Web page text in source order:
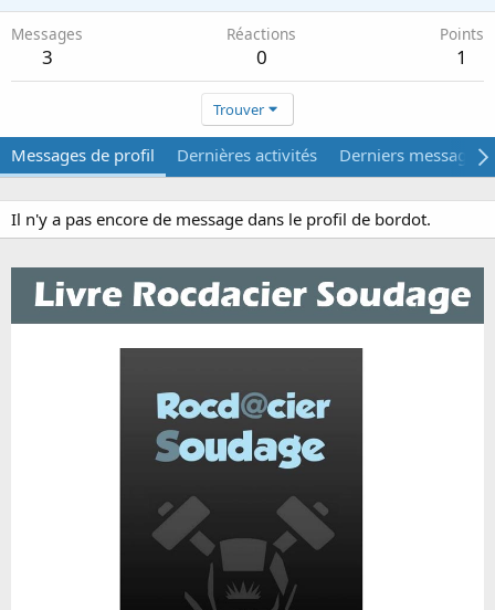
Messages
3
Réactions
0
Points
1
Trouver
Messages de profil Dernières activités Derniers messages
Il n'y a pas encore de message dans le profil de bordot.